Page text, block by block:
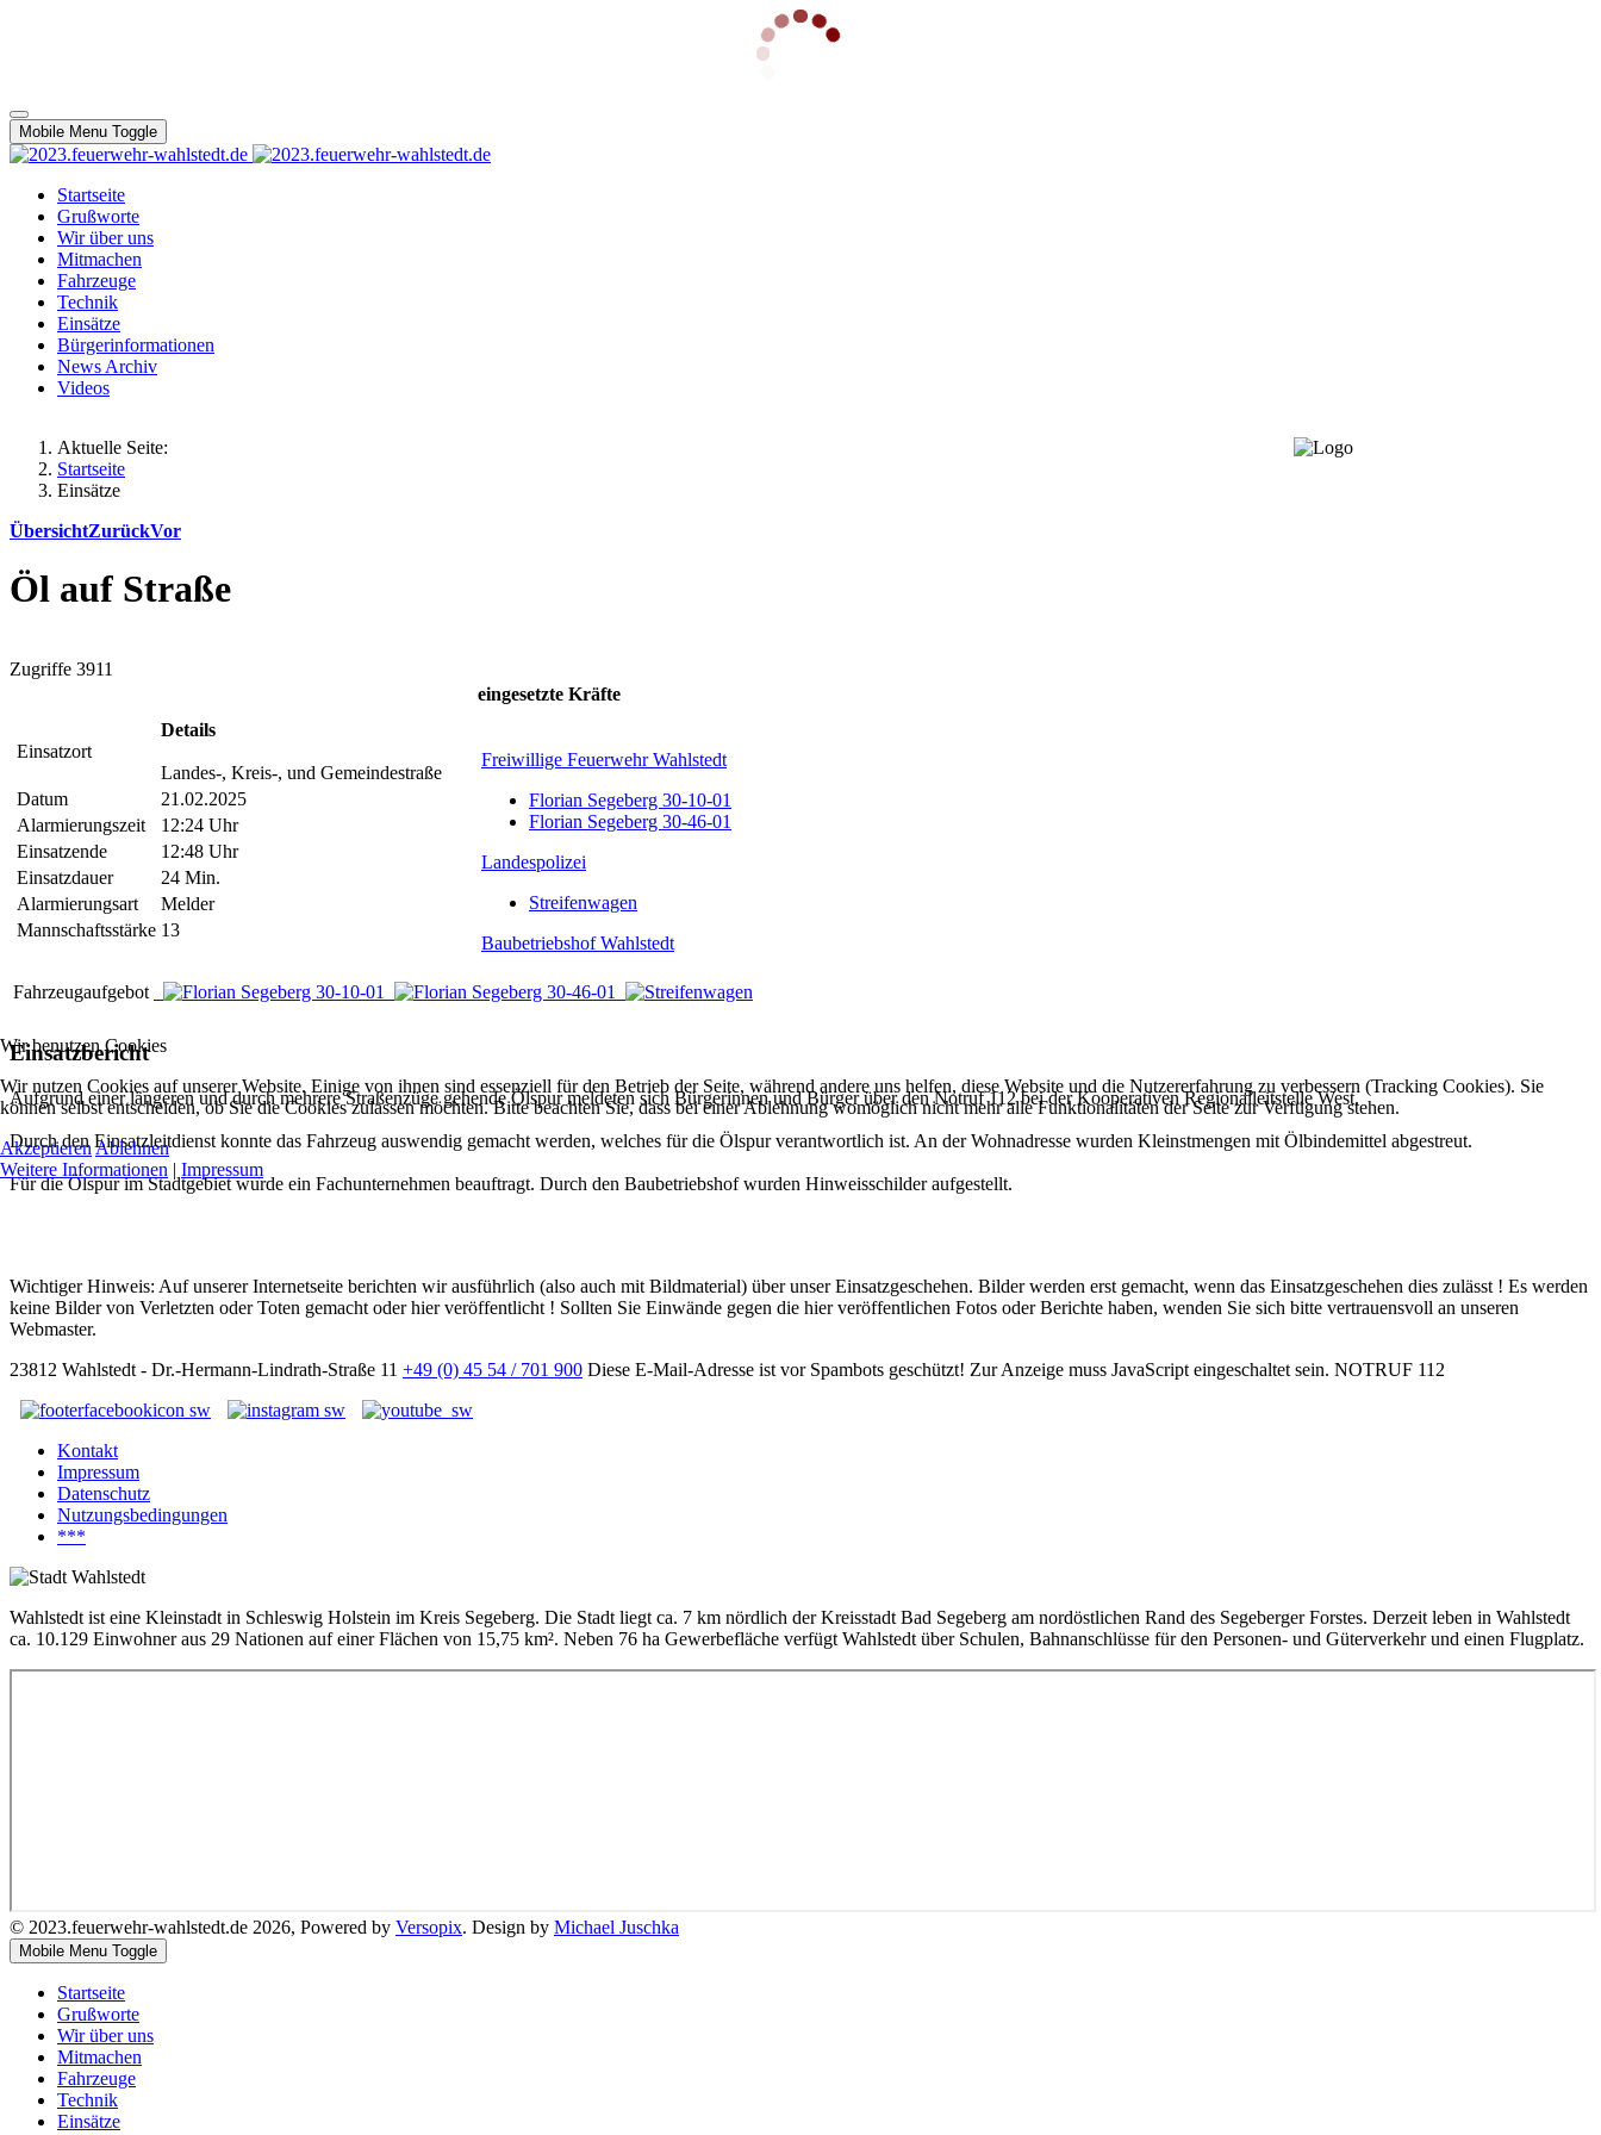
Mobile Menu Toggle
Startseite
Grußworte
Wir über uns
Mitmachen
Fahrzeuge
Technik
Einsätze
Bürgerinformationen
News Archiv
Videos
Aktuelle Seite:
Startseite
Einsätze
ÜbersichtZurückVor
Öl auf Straße
Zugriffe 3911
Einsatzort
Details
Landes-, Kreis-, und Gemeindestraße
Datum
21.02.2025
Alarmierungszeit
12:24 Uhr
Einsatzende
12:48 Uhr
Einsatzdauer
24 Min.
Alarmierungsart
Melder
Mannschaftsstärke 13
eingesetzte Kräfte
Freiwillige Feuerwehr Wahlstedt
Florian Segeberg 30-10-01
Florian Segeberg 30-46-01
Landespolizei
Streifenwagen
Baubetriebshof Wahlstedt
Fahrzeugaufgebot
Einsatzbericht
Aufgrund einer längeren und durch mehrere Straßenzüge gehende Ölspur meldeten sich Bürgerinnen und Bürger über den Notruf 112 bei der Kooperativen Regionalleitstelle West.
Durch den Einsatzleitdienst konnte das Fahrzeug auswendig gemacht werden, welches für die Ölspur verantwortlich ist. An der Wohnadresse wurden Kleinstmengen mit Ölbindemittel abgestreut.
Für die Ölspur im Stadtgebiet wurde ein Fachunternehmen beauftragt. Durch den Baubetriebshof wurden Hinweisschilder aufgestellt.
Wichtiger Hinweis: Auf unserer Internetseite berichten wir ausführlich (also auch mit Bildmaterial) über unser Einsatzgeschehen. Bilder werden erst gemacht, wenn das Einsatzgeschehen dies zulässt ! Es werden
keine Bilder von Verletzten oder Toten gemacht oder hier veröffentlicht ! Sollten Sie Einwände gegen die hier veröffentlichen Fotos oder Berichte haben, wenden Sie sich bitte vertrauensvoll an unseren
Webmaster.
23812 Wahlstedt - Dr.-Hermann-Lindrath-Straße 11 +49 (0) 45 54 / 701 900 Diese E-Mail-Adresse ist vor Spambots geschützt! Zur Anzeige muss JavaScript eingeschaltet sein. NOTRUF 112
Kontakt
Impressum
Datenschutz
Nutzungsbedingungen
***
Wahlstedt ist eine Kleinstadt in Schleswig Holstein im Kreis Segeberg. Die Stadt liegt ca. 7 km nördlich der Kreisstadt Bad Segeberg am nordöstlichen Rand des Segeberger Forstes. Derzeit leben in Wahlstedt
ca. 10.129 Einwohner aus 29 Nationen auf einer Flächen von 15,75 km². Neben 76 ha Gewerbefläche verfügt Wahlstedt über Schulen, Bahnanschlüsse für den Personen- und Güterverkehr und einen Flugplatz.
© 2023.feuerwehr-wahlstedt.de 2026, Powered by Versopix. Design by Michael Juschka
Mobile Menu Toggle
Startseite
Grußworte
Wir über uns
Mitmachen
Fahrzeuge
Technik
Einsätze
Wir benutzen Cookies
Wir nutzen Cookies auf unserer Website. Einige von ihnen sind essenziell für den Betrieb der Seite, während andere uns helfen, diese Website und die Nutzererfahrung zu verbessern (Tracking Cookies). Sie
können selbst entscheiden, ob Sie die Cookies zulassen möchten. Bitte beachten Sie, dass bei einer Ablehnung womöglich nicht mehr alle Funktionalitäten der Seite zur Verfügung stehen.
Akzeptieren Ablehnen
Weitere Informationen | Impressum